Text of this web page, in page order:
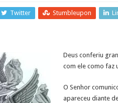
Twitter Stumbleupon
Deus conferiu
com ele como faz
O Senhor
apareceu diante